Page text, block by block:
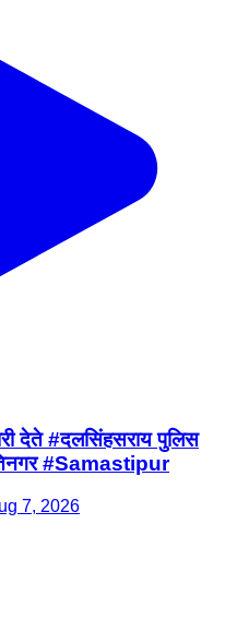
देते #दलसिंहसराय पुलिस
#Samastipur
7, 2026